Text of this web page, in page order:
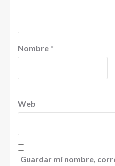
Nombre *
Web
Guardar mi nombre,